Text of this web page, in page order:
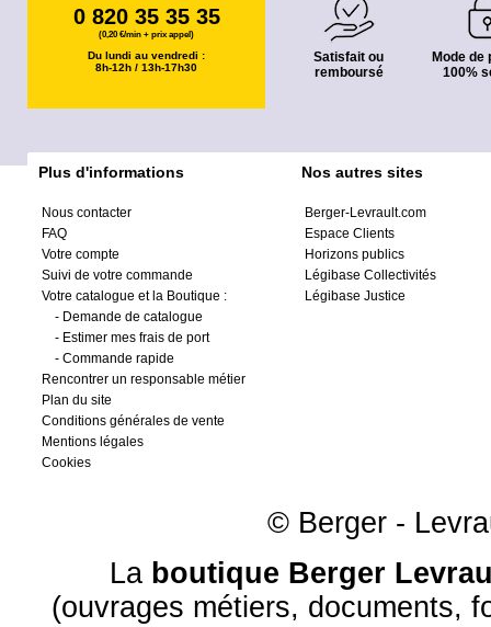
0 820 35 35 35
(0,20 €/min + prix appel)
Du lundi au vendredi :
8h-12h / 13h-17h30
Satisfait ou
remboursé
Mode de
100%
Plus d'informations
Nous contacter
FAQ
Votre compte
Suivi de votre commande
Votre catalogue et la Boutique :
- Demande de catalogue
- Estimer mes frais de port
- Commande rapide
Rencontrer un responsable métier
Plan du site
Conditions générales de vente
Mentions légales
Cookies
Nos autres sites
Berger-Levrault.com
Espace Clients
Horizons publics
Légibase Collectivités
Légibase Justice
© Berger -
La boutique Berger
(ouvrages métiers, documents,